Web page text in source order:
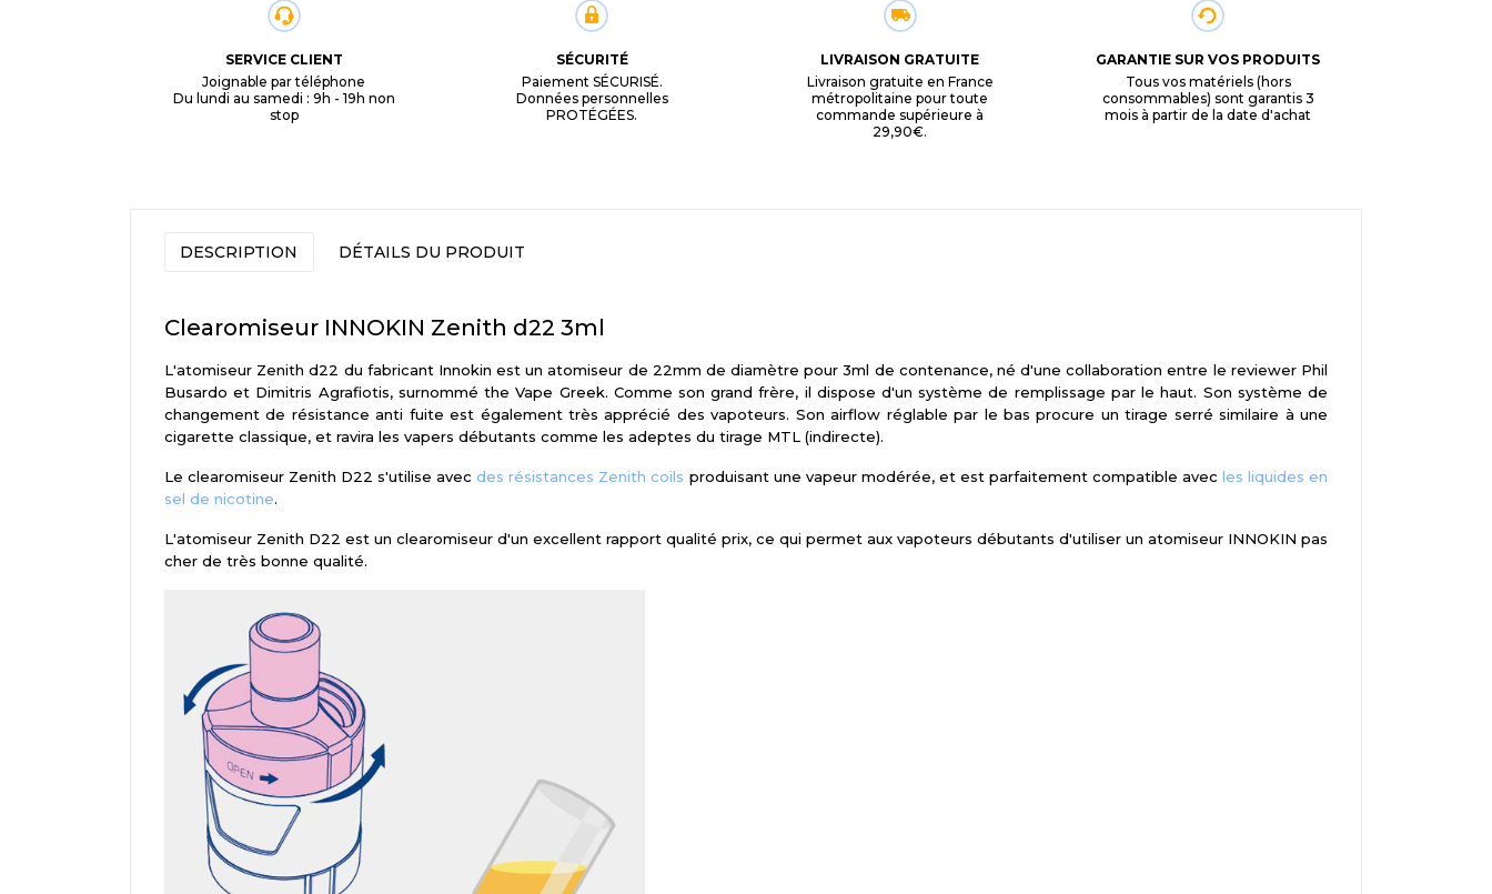
SERVICE CLIENT
Joignable par téléphone
Du lundi au samedi : 9h - 19h non
stop
SÉCURITÉ
Paiement SÉCURISÉ.
Données personnelles
PROTÉGÉES.
LIVRAISON GRATUITE
Livraison gratuite en France
métropolitaine pour toute
commande supérieure à
29,90€.
GARANTIE SUR VOS PRODUITS
Tous vos matériels (hors
consommables) sont garantis 3
mois à partir de la date d'achat
DESCRIPTION DÉTAILS DU PRODUIT
Clearomiseur INNOKIN Zenith d22 3ml
L'atomiseur Zenith d22 du fabricant Innokin est un atomiseur de 22mm de diamètre pour 3ml de contenance, né d'une collaboration entre le reviewer Phil
Busardo et Dimitris Agrafiotis, surnommé the Vape Greek. Comme son grand frère, il dispose d'un système de remplissage par le haut. Son système de
changement de résistance anti fuite est également très apprécié des vapoteurs. Son airflow réglable par le bas procure un tirage serré similaire à une
cigarette classique, et ravira les vapers débutants comme les adeptes du tirage MTL (indirecte).
Le clearomiseur Zenith D22 s'utilise avecdes résistances Zenith coils produisant une vapeur modérée, et est parfaitement compatible avec les liquides en
sel de nicotine.
L'atomiseur Zenith D22 est un clearomiseur d'un excellent rapport qualité prix, ce qui permet aux vapoteurs débutants d'utiliser un atomiseur INNOKIN pas
cher de très bonne qualité.